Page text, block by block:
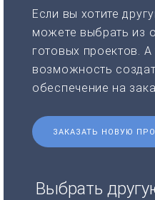
Если вы хотите
можете выбрать из
готовых проектов. А
возможность
обеспечение на
ЗАКАЗАТЬ НОВУЮ
Выбрать